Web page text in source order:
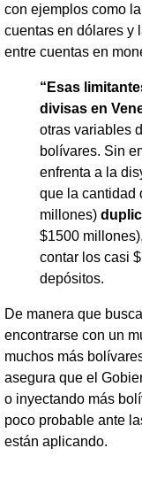
con ejemplos como
cuentas en dólares y
entre cuentas en
“Esas
divisas en
otras variables
bolívares. Sin
enfrenta a la
que la cantidad
millones)
$1500
contar los casi
depósitos.
De manera que
encontrarse con un
muchos más
asegura que el
o inyectando más
poco probable ante
están aplicando.